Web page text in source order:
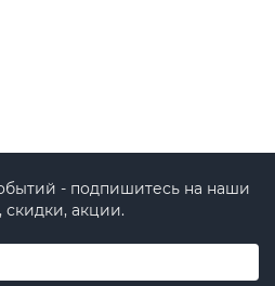
- подпишитесь на наши
акции.